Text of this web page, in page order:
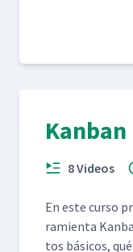
Kanban
8 Videos
En este cur­so
ramien­ta
tos bási­cos,